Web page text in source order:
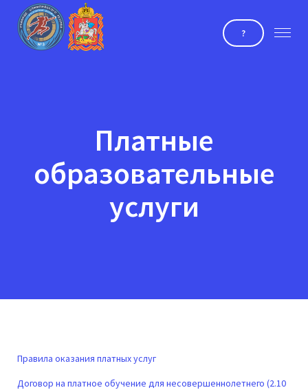
?
Платные
образовательные
услуги
Правила оказания платных услуг
Договор на платное обучение для несовершеннолетнего (2.10